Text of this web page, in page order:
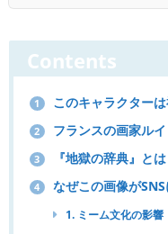
Contents
1 このキャラクター
2 フランスの画家ル
3 『地獄の辞典』とは
4 なぜこの画像が
1. ミーム文化の影響